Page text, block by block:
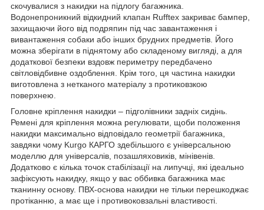
скочувалися з накидки на підлогу багажника.
Водонепроникний відкидний клапан Rufftex закриває бампер,
захищаючи його від подряпин під час завантаження і
вивантаження собаки або інших брудних предметів. Його
можна зберігати в піднятому або складеному вигляді, а для
додаткової безпеки вздовж периметру передбачено
світловідбивне оздоблення. Крім того, ця частина накидки
виготовлена з нетканого матеріалу з протиковзкою
поверхнею.
Головне кріплення накидки – підголівники задніх сидінь.
Ремені для кріплення можна регулювати, щоби положення
накидки максимально відповідало геометрії багажника,
завдяки чому Kurgo КАРГО здебільшого є універсальною
моделлю для універсалів, позашляховиків, мінівенів.
Додатково є кілька точок стабілізації на липучці, які ідеально
зафіксують накидку, якщо у вас оббивка багажника має
тканинну основу. ПВХ-основа накидки не тільки перешкоджає
протіканню, а має ще і противоковзальні властивості.